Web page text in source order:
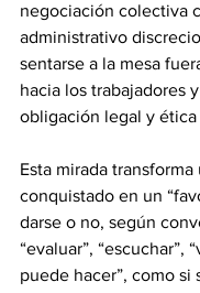
negociación colectiva
administrativo
sentarse a la mesa
hacia los trabajadores
obligación legal y ética
Esta mirada
conquistado en un
darse o no, según
“evaluar”, “escuchar”,
puede hacer”, como si